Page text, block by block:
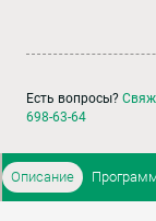
Есть вопросы?
698-63-64
Описание